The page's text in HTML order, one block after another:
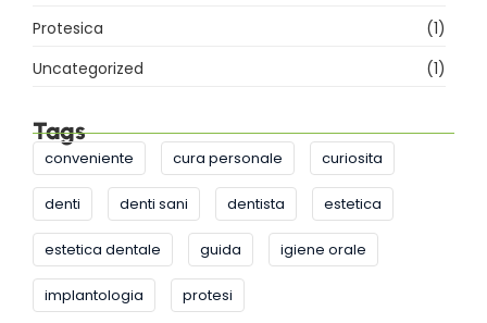
Protesica
(1)
Uncategorized
(1)
Tags
conveniente cura personale curiosita
denti denti sani dentista estetica
estetica dentale guida igiene orale
implantologia protesi